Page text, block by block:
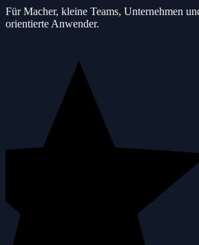
Für Macher, kleine Teams, Unternehmen
orientierte Anwender.